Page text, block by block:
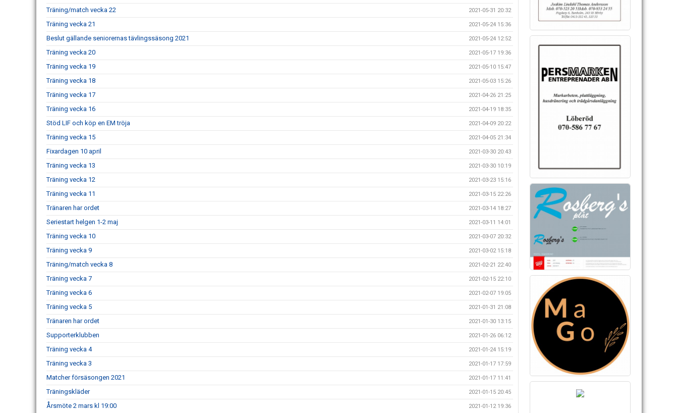
Träning/match vecka 22 2021-05-31 20:32
Träning vecka 21 2021-05-24 15:36
Beslut gällande seniorernas tävlingssäsong 2021 2021-05-24 12:52
Träning vecka 20 2021-05-17 19:36
Träning vecka 19 2021-05-10 15:47
Träning vecka 18 2021-05-03 15:26
Träning vecka 17 2021-04-26 21:25
Träning vecka 16 2021-04-19 18:35
Stöd LIF och köp en EM tröja 2021-04-09 20:22
Träning vecka 15 2021-04-05 21:34
Fixardagen 10 april 2021-03-30 20:43
Träning vecka 13 2021-03-30 10:19
Träning vecka 12 2021-03-23 15:16
Träning vecka 11 2021-03-15 22:26
Tränaren har ordet 2021-03-14 18:27
Seriestart helgen 1-2 maj 2021-03-11 14:01
Träning vecka 10 2021-03-07 20:32
Träning vecka 9 2021-03-02 15:18
Träning/match vecka 8 2021-02-21 22:40
Träning vecka 7 2021-02-15 22:10
Träning vecka 6 2021-02-07 19:05
Träning vecka 5 2021-01-31 21:08
Tränaren har ordet 2021-01-30 13:15
Supporterklubben 2021-01-26 06:12
Träning vecka 4 2021-01-24 15:19
Träning vecka 3 2021-01-17 17:59
Matcher försäsongen 2021 2021-01-17 11:41
Träningskläder 2021-01-15 20:45
Årsmöte 2 mars kl 19:00 2021-01-12 19:36